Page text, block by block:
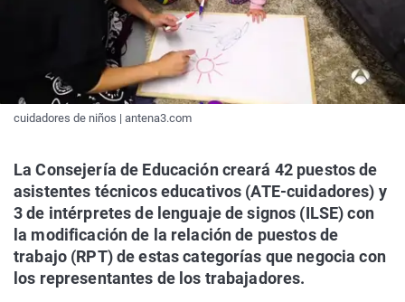
cuidadores de niños | antena3.com
La Consejería de Educación creará 42 puestos de
asistentes técnicos educativos (ATE-cuidadores) y
3 de intérpretes de lenguaje de signos (ILSE) con
la modificación de la relación de puestos de
trabajo (RPT) de estas categorías que negocia con
los representantes de los trabajadores.